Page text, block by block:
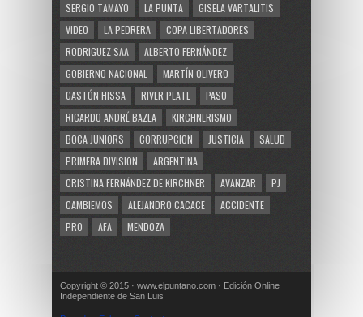
SERGIO TAMAYO
LA PUNTA
GISELA VARTALITIS
VIDEO
LA PEDRERA
COPA LIBERTADORES
RODRIGUEZ SAA
ALBERTO FERNÁNDEZ
GOBIERNO NACIONAL
MARTÍN OLIVERO
GASTÓN HISSA
RIVER PLATE
PASO
RICARDO ANDRÉ BAZLA
KIRCHNERISMO
BOCA JUNIORS
CORRUPCION JUSTICIA
SALUD
PRIMERA DIVISION
ARGENTINA
CRISTINA FERNÁNDEZ DE KIRCHNER
AVANZAR
PJ
CAMBIEMOS
ALEJANDRO CACACE
ACCIDENTE
PRO
AFA MENDOZA
Copyright © 2015 · www.elpuntano.com · Edición Online
Independiente de San Luis